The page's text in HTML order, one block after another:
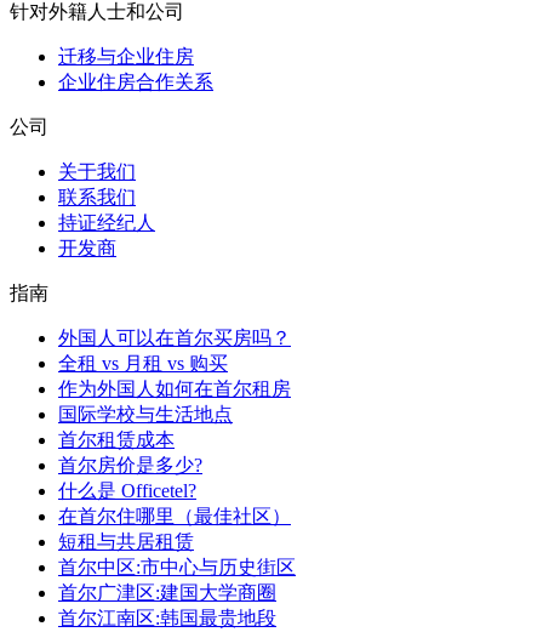
针对外籍人士和公司
迁移与企业住房
企业住房合作关系
公司
关于我们
联系我们
持证经纪人
开发商
指南
外国人可以在首尔买房吗？
全租 vs 月租 vs 购买
作为外国人如何在首尔租房
国际学校与生活地点
首尔租赁成本
首尔房价是多少?
什么是 Officetel?
在首尔住哪里（最佳社区）
短租与共居租赁
首尔中区:市中心与历史街区
首尔广津区:建国大学商圈
首尔江南区:韩国最贵地段